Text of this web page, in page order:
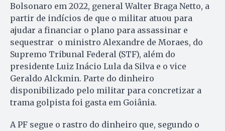
Bolsonaro em 2022, general Walter Braga Netto, a
partir de indícios de que o militar atuou para
ajudar a financiar o plano para assassinar e
sequestrar o ministro Alexandre de Moraes, do
Supremo Tribunal Federal (STF), além do
presidente Luiz Inácio Lula da Silva e o vice
Geraldo Alckmin. Parte do dinheiro
disponibilizado pelo militar para concretizar a
trama golpista foi gasta em Goiânia.
A PF segue o rastro do dinheiro que, segundo o